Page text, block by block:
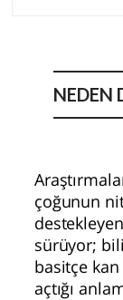
NEDEN
çoğunun
sürüyor;
basitçe kan
açtığı